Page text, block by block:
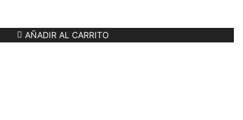
AÑADIR AL CARRITO